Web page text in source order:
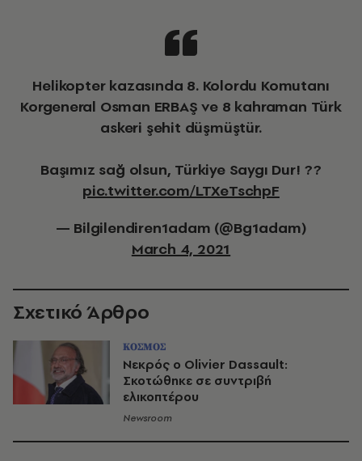
Helikopter kazasında 8. Kolordu Komutanı
Korgeneral Osman ERBAŞ ve 8 kahraman Türk
askeri şehit düşmüştür.
Başımız sağ olsun, Türkiye Saygı Dur! ??
pic.twitter.com/LTXeTschpF
— Bilgilendiren1adam (@Bg1adam)
March 4, 2021
Σχετικό Άρθρο
ΚΟΣΜΟΣ
Νεκρός ο Olivier Dassault:
Σκοτώθηκε σε συντριβή
ελικοπτέρου
Newsroom